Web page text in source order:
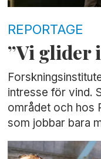
REPORTAGE
”Vi glider
intresse för vind.
området och hos
som jobbar bara